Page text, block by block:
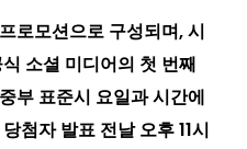
로모션으로 구성되며, 시
소셜 미디어의 첫 번째
부 표준시 요일과 시간에
첨자 발표 전날 오후 11시